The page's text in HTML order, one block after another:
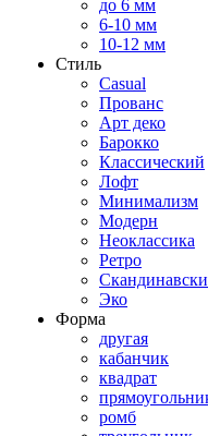
до 6 мм
6-10 мм
10-12 мм
Стиль
Casual
Прованс
Арт деко
Барокко
Классический
Лофт
Минимализм
Модерн
Неоклассика
Ретро
Эко
Форма
другая
кабанчик
квадрат
ромб